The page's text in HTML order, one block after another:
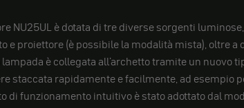
NU25UL è dotata di tre diverse sorgenti
e proiettore (è possibile la modalità mista), oltre a
lampada è collegata all'archetto tramite un nuovo
staccata rapidamente e facilmente, ad esempio
di funzionamento intuitivo è stato adottato dal